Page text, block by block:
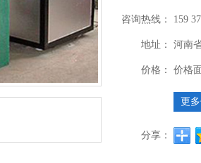
咨询热线： 159
地址： 河南
价格： 价格
更
分享：